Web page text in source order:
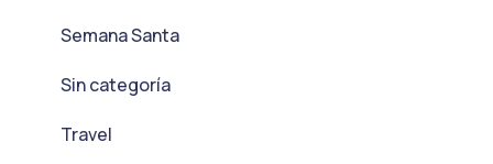
Semana Santa
Sin categoría
Travel